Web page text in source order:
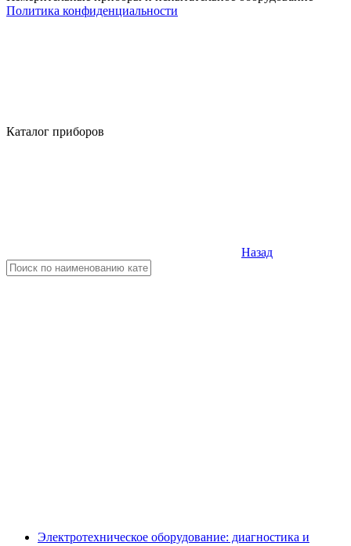
Политика конфиденциальности
Каталог приборов
Назад
Электротехническое оборудование: диагностика и